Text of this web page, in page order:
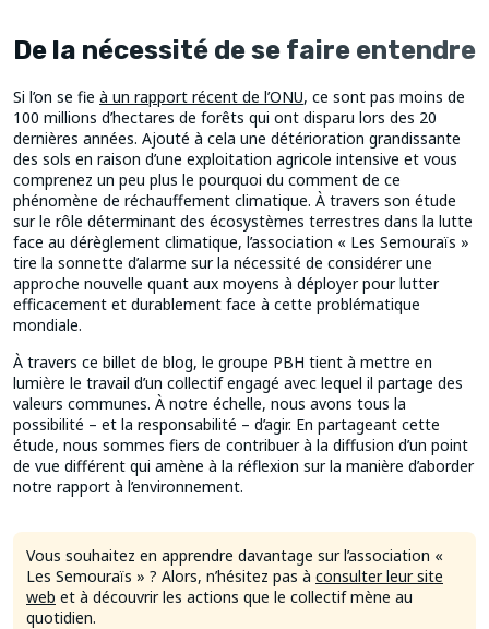
De la nécessité de se faire entendre
Si l’on se fie à un rapport récent de l’ONU, ce sont pas moins de
100 millions d’hectares de forêts qui ont disparu lors des 20
dernières années. Ajouté à cela une détérioration grandissante
des sols en raison d’une exploitation agricole intensive et vous
comprenez un peu plus le pourquoi du comment de ce
phénomène de réchauffement climatique. À travers son étude
sur le rôle déterminant des écosystèmes terrestres dans la lutte
face au dérèglement climatique, l’association « Les Semouraïs »
tire la sonnette d’alarme sur la nécessité de considérer une
approche nouvelle quant aux moyens à déployer pour lutter
efficacement et durablement face à cette problématique
mondiale.
À travers ce billet de blog, le groupe PBH tient à mettre en
lumière le travail d’un collectif engagé avec lequel il partage des
valeurs communes. À notre échelle, nous avons tous la
possibilité – et la responsabilité – d’agir. En partageant cette
étude, nous sommes fiers de contribuer à la diffusion d’un point
de vue différent qui amène à la réflexion sur la manière d’aborder
notre rapport à l’environnement.
Vous souhaitez en apprendre davantage sur l’association «
Les Semouraïs » ? Alors, n’hésitez pas à consulter leur site
web et à découvrir les actions que le collectif mène au
quotidien.